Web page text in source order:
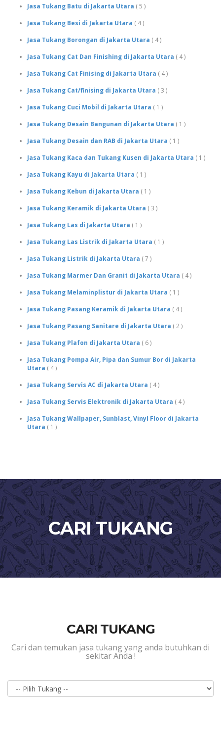
Jasa Tukang Batu di Jakarta Utara ( 5 )
Jasa Tukang Besi di Jakarta Utara ( 4 )
Jasa Tukang Borongan di Jakarta Utara ( 4 )
Jasa Tukang Cat Dan Finishing di Jakarta Utara ( 4 )
Jasa Tukang Cat Finising di Jakarta Utara ( 4 )
Jasa Tukang Cat/finising di Jakarta Utara ( 3 )
Jasa Tukang Cuci Mobil di Jakarta Utara ( 1 )
Jasa Tukang Desain Bangunan di Jakarta Utara ( 1 )
Jasa Tukang Desain dan RAB di Jakarta Utara ( 1 )
Jasa Tukang Kaca dan Tukang Kusen di Jakarta Utara ( 1 )
Jasa Tukang Kayu di Jakarta Utara ( 1 )
Jasa Tukang Kebun di Jakarta Utara ( 1 )
Jasa Tukang Keramik di Jakarta Utara ( 3 )
Jasa Tukang Las di Jakarta Utara ( 1 )
Jasa Tukang Las Listrik di Jakarta Utara ( 1 )
Jasa Tukang Listrik di Jakarta Utara ( 7 )
Jasa Tukang Marmer Dan Granit di Jakarta Utara ( 4 )
Jasa Tukang Melaminplistur di Jakarta Utara ( 1 )
Jasa Tukang Pasang Keramik di Jakarta Utara ( 4 )
Jasa Tukang Pasang Sanitare di Jakarta Utara ( 2 )
Jasa Tukang Plafon di Jakarta Utara ( 6 )
Jasa Tukang Pompa Air, Pipa dan Sumur Bor di Jakarta
Utara ( 4 )
Jasa Tukang Servis AC di Jakarta Utara ( 4 )
Jasa Tukang Servis Elektronik di Jakarta Utara ( 4 )
Jasa Tukang Wallpaper, Sunblast, Vinyl Floor di Jakarta
Utara ( 1 )
CARI TUKANG
CARI TUKANG
Cari dan temukan jasa tukang yang anda butuhkan di
sekitar Anda !